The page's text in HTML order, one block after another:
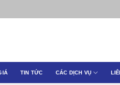
TIN TỨC CÁC DỊCH VỤ